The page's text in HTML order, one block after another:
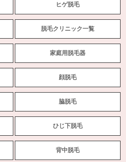
ヒゲ脱毛
脱毛クリニック一覧
家庭用脱毛器
顔脱毛
脇脱毛
ひじ下脱毛
背中脱毛